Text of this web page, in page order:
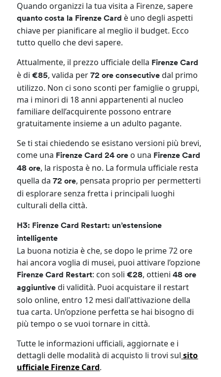
Quando organizzi la tua visita a Firenze, sapere
quanto costa la Firenze Card è uno degli aspetti
chiave per pianificare al meglio il budget. Ecco
tutto quello che devi sapere.
Attualmente, il prezzo ufficiale della Firenze Card
è di€85, valida per72 ore consecutive dal primo
utilizzo. Non ci sono sconti per famiglie o gruppi,
ma i minori di 18 anni appartenenti al nucleo
familiare dell’acquirente possono entrare
gratuitamente insieme a un adulto pagante.
Se ti stai chiedendo se esistano versioni più brevi,
come una Firenze Card 24 ore o una Firenze Card
48 ore, la risposta è no. La formula ufficiale resta
quella da72 ore, pensata proprio per permetterti
di esplorare senza fretta i principali luoghi
culturali della città.
H3: Firenze Card Restart: un’estensione
intelligente
La buona notizia è che, se dopo le prime 72 ore
hai ancora voglia di musei, puoi attivare l’opzione
Firenze Card Restart: con soli€28, ottieni48 ore
aggiuntive di validità. Puoi acquistare il restart
solo online, entro 12 mesi dall'attivazione della
tua carta. Un’opzione perfetta se hai bisogno di
più tempo o se vuoi tornare in città.
Tutte le informazioni ufficiali, aggiornate e i
dettagli delle modalità di acquisto li trovi sul sito
ufficiale Firenze Card.